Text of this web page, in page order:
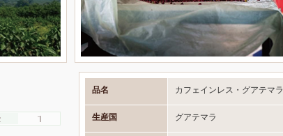
品名 カフェインレス・グアテマラ
生産国 グアテマラ